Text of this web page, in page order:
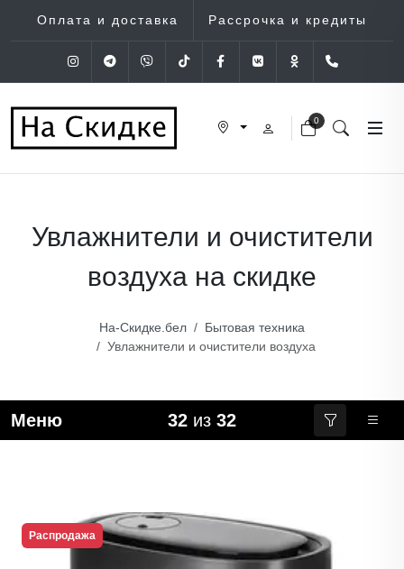
Оплата и доставка Рассрочка и кредиты
InstagramTelegram
Viber Tik-Tok Facebook
VK OK
0
Увлажнители и очистители
воздуха на скидке
На-Скидке.бел
Бытовая техника
Увлажнители и очистители воздуха
Меню 32 из 32
Распродажа